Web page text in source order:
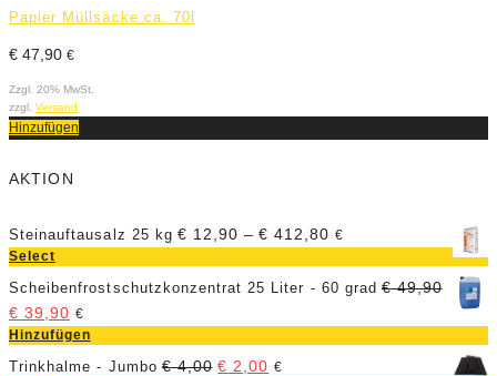
Papier Müllsäcke ca. 70l
€ 47,90 €
Zzgl. 20% MwSt.
zzgl. Versand
Hinzufügen
AKTION
Steinauftausalz 25 kg € 12,90 –€ 412,80 €
Select
Scheibenfrostschutzkonzentrat 25 Liter - 60 grad €49,90
€ 39,90 €
Hinzufügen
Trinkhalme - Jumbo €4,00 € 2,00 €